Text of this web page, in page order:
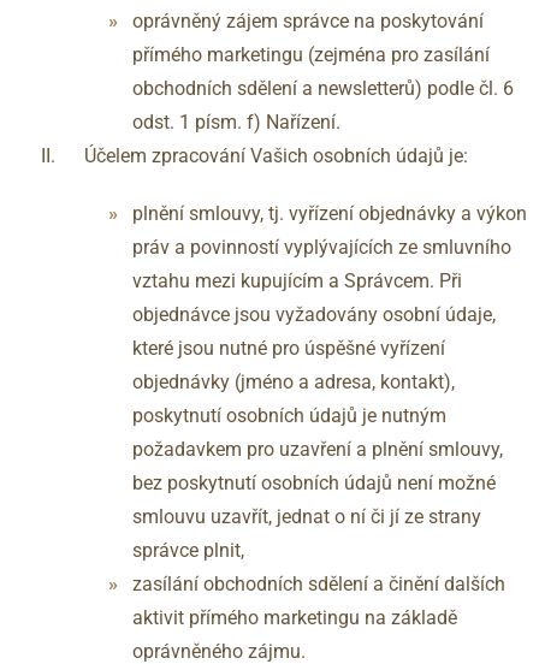
oprávněný zájem správce na poskytování
přímého marketingu (zejména pro zasílání
obchodních sdělení a newsletterů) podle čl. 6
odst. 1 písm. f) Nařízení.
Účelem zpracování Vašich osobních údajů je:
plnění smlouvy, tj. vyřízení objednávky a výkon
práv a povinností vyplývajících ze smluvního
vztahu mezi kupujícím a Správcem. Při
objednávce jsou vyžadovány osobní údaje,
které jsou nutné pro úspěšné vyřízení
objednávky (jméno a adresa, kontakt),
poskytnutí osobních údajů je nutným
požadavkem pro uzavření a plnění smlouvy,
bez poskytnutí osobních údajů není možné
smlouvu uzavřít, jednat o ní či jí ze strany
správce plnit,
zasílání obchodních sdělení a činění dalších
aktivit přímého marketingu na základě
oprávněného zájmu.